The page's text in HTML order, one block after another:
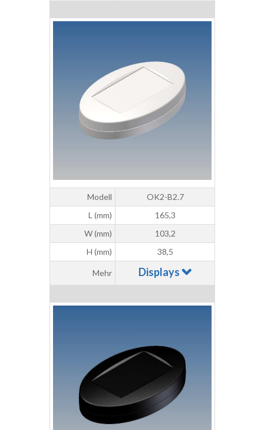
Modell
OK2-B2.7
L (mm)
165,3
W (mm)
103,2
H (mm)
38,5
Mehr Displays